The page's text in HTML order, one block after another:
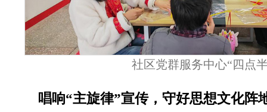
社区党群服务中心“四点
唱响“主旋律”宣传，守好思想文化阵